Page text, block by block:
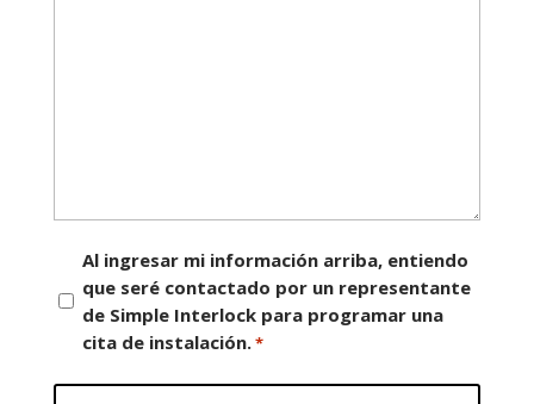
Consentimiento
Al ingresar mi información arriba, entiendo
que seré contactado por un representante
de Simple Interlock para programar una
cita de instalación.*